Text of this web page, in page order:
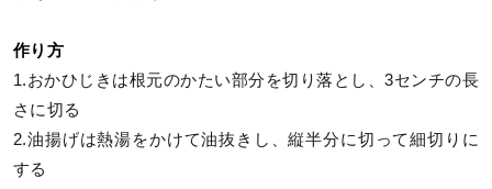
作り方
1.おかひじきは根元のかたい部分を切り落とし、3センチの長
さに切る
2.油揚げは熱湯をかけて油抜きし、縦半分に切って細切りに
する